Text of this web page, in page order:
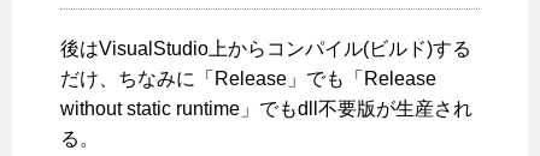
後はVisualStudio上からコンパイル(ビルド)する
だけ、ちなみに「Release」でも「Release
without static runtime」でもdll不要版が生産され
る。